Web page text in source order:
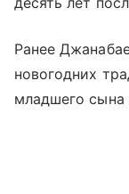
Ранее
новогодних
младшего сына